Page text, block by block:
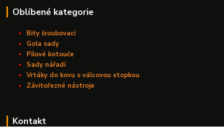
Oblíbené kategorie
Bity šroubovací
Gola sady
Pilové kotouče
Sady nářadí
Vrtáky do kovu s válcovou stopkou
Závitořezné nástroje
Kontakt